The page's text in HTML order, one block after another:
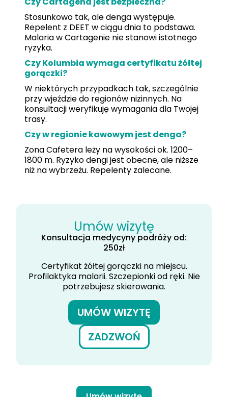
Stosunkowo tak, ale denga występuje.
Repelent z DEET w ciągu dnia to podstawa.
Malaria w Cartagenie nie stanowi istotnego
ryzyka.
Czy Kolumbia wymaga certyfikatu żółtej
gorączki?
W niektórych przypadkach tak, szczególnie
przy wjeździe do regionów nizinnych. Na
konsultacji weryfikuję wymagania dla Twojej
trasy.
Czy w regionie kawowym jest denga?
Zona Cafetera leży na wysokości ok. 1200–
1800 m. Ryzyko dengi jest obecne, ale niższe
niż na wybrzeżu. Repelenty zalecane.
Umów wizytę
Konsultacja medycyny podróży od:
250zł
Certyfikat żółtej gorączki na miejscu.
Profilaktyka malarii. Szczepionki od ręki. Nie
potrzebujesz skierowania.
UMÓW WIZYTĘ
ZADZWOŃ